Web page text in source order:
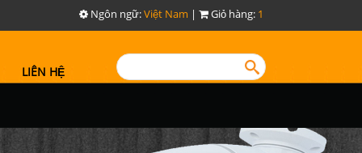
Ngôn ngữ:Việt Nam | Giỏ hàng: 1
LIÊN HỆ